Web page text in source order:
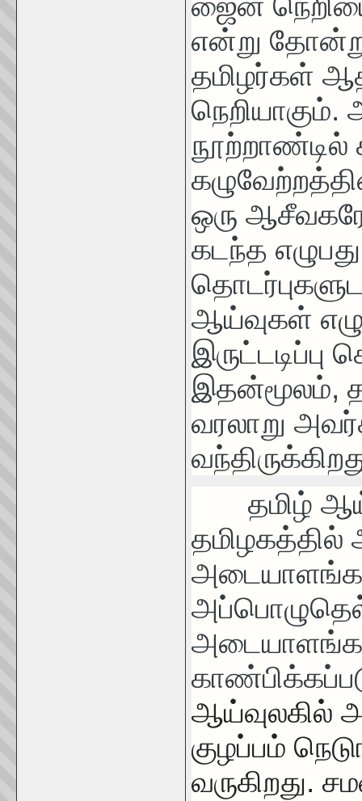
என்று
தமிழர்கள்
நெறியாகும்.
நூற்றாண்டில்
ஒரு
கடந்த
ஆய்வுகள்
இருட்டடிப்பு
இதன்மூலம்,
வரலாறு
தமிழ்
ஆய்வுலகில்
குழப்பம்